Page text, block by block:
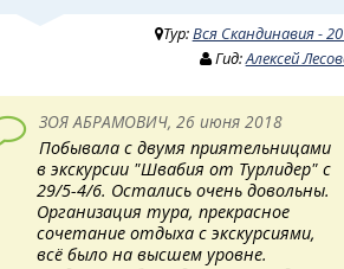
Тур:Вся Скандинавия -
Гид:Алексей
ЗОЯ АБРАМОВИЧ, 26 июня 2018
Побывала с двумя приятельницами
в экскурсии "Швабия от Турлидер" с
29/5-4/6. Остались очень довольны.
Организация тура, прекрасное
сочетание отдыха с экскурсиями,
всё было на высшем уровне.